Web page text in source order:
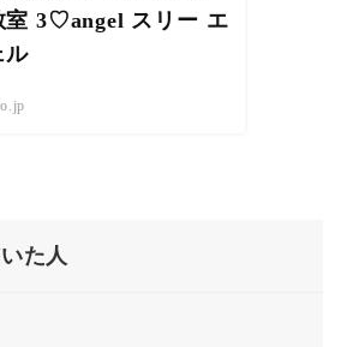
室 3♡angel スリー エ
ル
た人